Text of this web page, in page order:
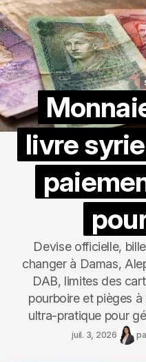
livre
Devise officielle,
changer à Damas,
DAB, limites des
pourboire et pièges à
ultra-pratique pour
juil. 3, 2026